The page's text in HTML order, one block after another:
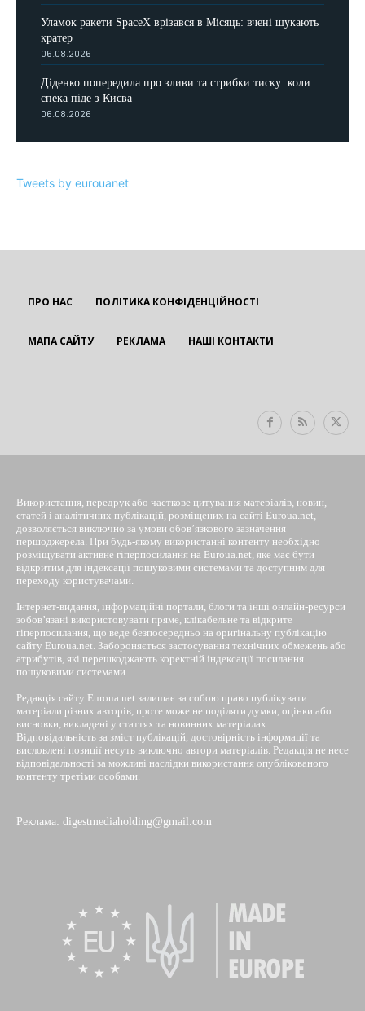
Уламок ракети SpaceX врізався в Місяць: вчені шукають
кратер
06.08.2026
Діденко попередила про зливи та стрибки тиску: коли
спека піде з Києва
06.08.2026
Tweets by eurouanet
ПРО НАС ПОЛІТИКА КОНФІДЕНЦІЙНОСТІ
МАПА САЙТУ РЕКЛАМА НАШІ КОНТАКТИ
Використання, передрук або часткове цитування матеріалів, новин,
статей і аналітичних публікацій, розміщених на сайті Euroua.net,
дозволяється виключно за умови обов’язкового зазначення
першоджерела. При будь-якому використанні контенту необхідно
розміщувати активне гіперпосилання на Euroua.net, яке має бути
відкритим для індексації пошуковими системами та доступним для
переходу користувачами.
Інтернет-видання, інформаційні портали, блоги та інші онлайн-ресурси
зобов’язані використовувати пряме, клікабельне та відкрите
гіперпосилання, що веде безпосередньо на оригінальну публікацію
сайту Euroua.net. Забороняється застосування технічних обмежень або
атрибутів, які перешкоджають коректній індексації посилання
пошуковими системами.
Редакція сайту Euroua.net залишає за собою право публікувати
матеріали різних авторів, проте може не поділяти думки, оцінки або
висновки, викладені у статтях та новинних матеріалах.
Відповідальність за зміст публікацій, достовірність інформації та
висловлені позиції несуть виключно автори матеріалів. Редакція не несе
відповідальності за можливі наслідки використання опублікованого
контенту третіми особами.
Реклама: digestmediaholding@gmail.com